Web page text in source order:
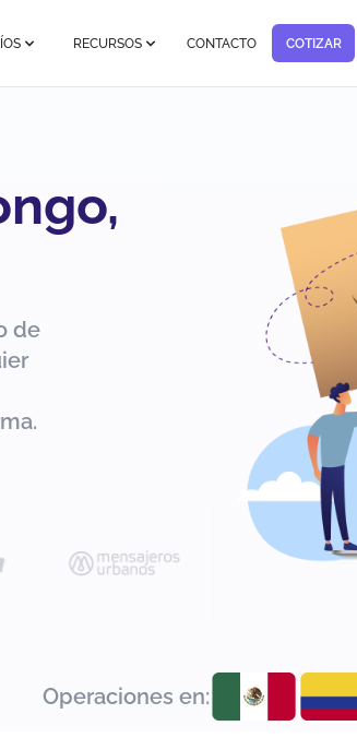
RECURSOS CONTACTO COTIZAR
de
Operaciones en: